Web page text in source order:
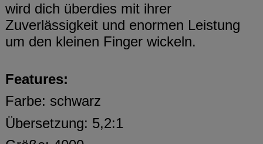
wird dich überdies mit ihrer
Zuverlässigkeit und enormen Leistung
um den kleinen Finger wickeln.
Features:
Farbe: schwarz
Übersetzung: 5,2:1